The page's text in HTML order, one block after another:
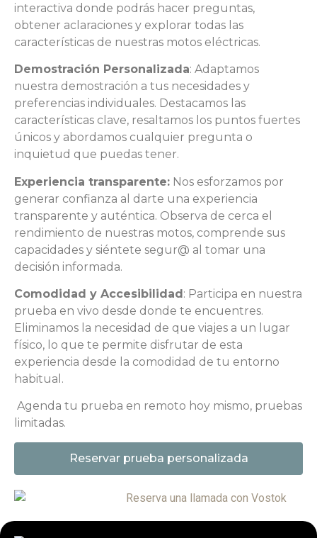
interactiva donde podrás hacer preguntas,
obtener aclaraciones y explorar todas las
características de nuestras motos eléctricas.
Demostración Personalizada: Adaptamos
nuestra demostración a tus necesidades y
preferencias individuales. Destacamos las
características clave, resaltamos los puntos fuertes
únicos y abordamos cualquier pregunta o
inquietud que puedas tener.
Experiencia transparente: Nos esforzamos por
generar confianza al darte una experiencia
transparente y auténtica. Observa de cerca el
rendimiento de nuestras motos, comprende sus
capacidades y siéntete segur@ al tomar una
decisión informada.
Comodidad y Accesibilidad: Participa en nuestra
prueba en vivo desde donde te encuentres.
Eliminamos la necesidad de que viajes a un lugar
físico, lo que te permite disfrutar de esta
experiencia desde la comodidad de tu entorno
habitual.
Agenda tu prueba en remoto hoy mismo, pruebas
limitadas.
Reservar prueba personalizada